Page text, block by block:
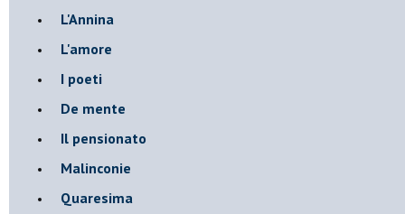
L'Annina
L'amore
I poeti
De mente
Il pensionato
Malinconie
Quaresima